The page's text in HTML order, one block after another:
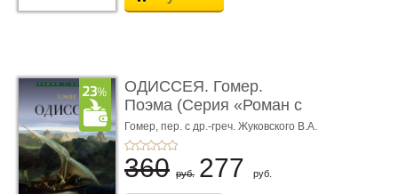
ОДИССЕЯ. Гомер.
Поэма (Серия «Роман с
книгой»)
Гомер, пер. с др.-греч. Жуковского В.А.
360 руб. 277 руб.